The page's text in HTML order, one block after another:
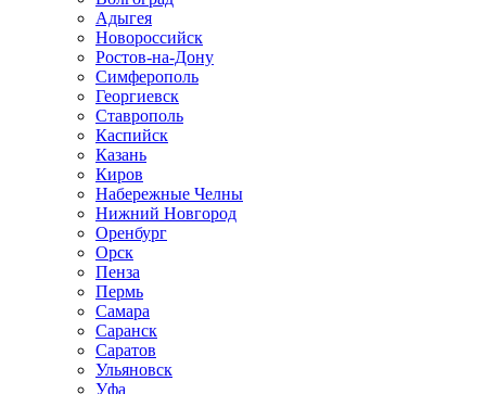
Адыгея
Новороссийск
Ростов-на-Дону
Симферополь
Георгиевск
Ставрополь
Каспийск
Казань
Киров
Набережные Челны
Нижний Новгород
Оренбург
Орск
Пенза
Пермь
Самара
Саранск
Саратов
Ульяновск
Уфа